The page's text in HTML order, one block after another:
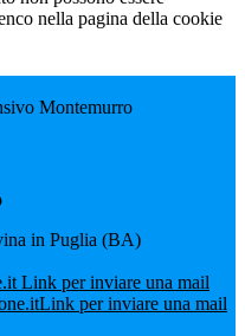
nella pagina della cookie
Montemurro
in Puglia (BA)
Link per inviare una mail
Link per inviare una mail